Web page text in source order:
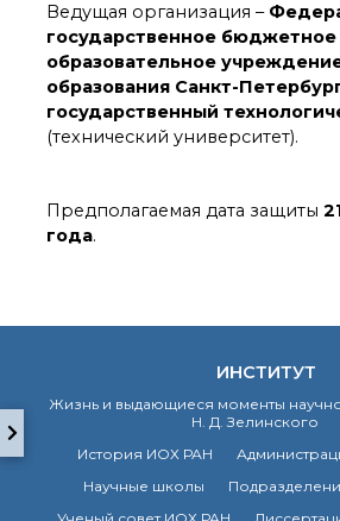
проект
по приоритетным
направлениям НТР РФ
Аспирантура
Рекомендации ВАК
о типовых нарушениях
Новости института
диссертационных
Новые лаборатории
Институт в СМИ
Ведущая организация –
государственное бюджетное
образовательное
образования Санкт-
государственный
(технический университет).
Предполагаемая дата защиты
года.
ИНСТИТУТ
Жизнь и выдающиеся моменты
Н. Д. Зелинского
История ИОХ РАН
Научные школы